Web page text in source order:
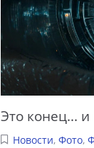
Это конец...
Новости, Фото,